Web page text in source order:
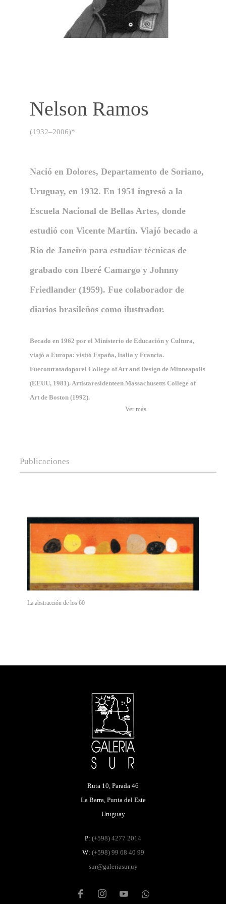
Nelson Ramos
(1932–2006)*
Nació en Dolores, Departamento de Soriano,
Uruguay, en 1932. En 1951 ingresó a la
Escuela Nacional de Bellas Artes, donde
estudió con Vicente Martín. Viajó becado a
Río de Janeiro para estudiar técnicas de
grabado con Iberé Camargo y Johnny
Friedlander (1959). Fue colaborador de
diarios brasileños como ilustrador.
Becado en 1962 por el Ministerio de Educación y Cultura,
viajó a Europa: visitó España, Italia y Francia.
Fuecontratadoporel College of Art and Design de Minneapolis
(EEUU, 1981). Artistaresidenteen Massachusetts College of
Art de Boston (1992).
Ver más
Publicaciones
La abstracción de los 60
Ruta 10, Parada 46
La Barra, Punta del Este
Uruguay
P: (+598) 4277 2014
W: (+598) 99 68 40 99
sur@galeriasur.uy